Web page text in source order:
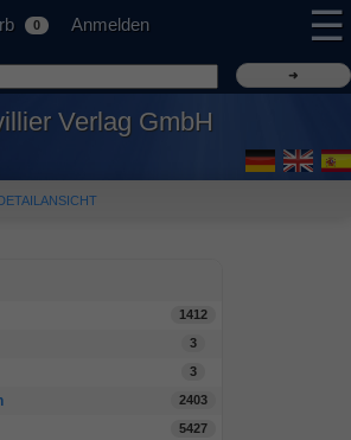
0 Anmelden ☰
Verlag GmbH
DETAILANSICHT
1412
3
3
2403
5427